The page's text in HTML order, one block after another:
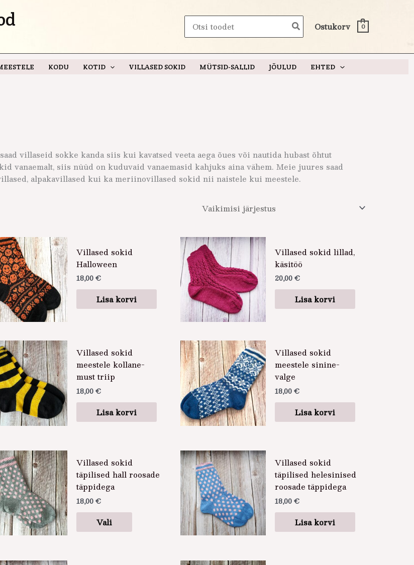
Search
for:
Ostukorv 0
KODU KOTID VILLASED SOKID MÜTSID-SALLID JÕULUD EHTED
villaseid sokke kanda siis kui kavatsed veeta aega õues või nautida hubast õhtut
vanaemalt, siis nüüd on kuduvaid vanaemasid kahjuks aina vähem. Meie juures saad
alpakavillased kui ka meriinovillased sokid nii naistele kui meestele.
Villased sokid
Halloween
18,00€
Lisa korvi
Villased sokid lillad,
käsitöö
20,00€
Lisa korvi
Villased sokid
meestele kollane-
must triip
18,00€
Lisa korvi
Villased sokid
meestele sinine-
valge
18,00€
Lisa korvi
Villased sokid
täpilised hall roosade
täppidega
18,00€
Vali
tootel
on
Valikuid
saab
Villased sokid
täpilised helesinised
roosade täppidega
18,00€
Lisa korvi